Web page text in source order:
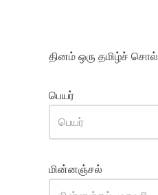
தினம் ஒரு தமிழ்ச் சொல்
பெயர்
மின்னஞ்சல்